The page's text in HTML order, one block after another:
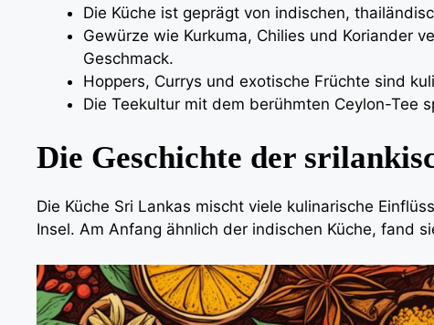
Die Küche ist geprägt von indischen,
Gewürze wie Kurkuma, Chilies und Koriander
Geschmack.
Hoppers, Currys und exotische Früchte sind
Die Teekultur mit dem berühmten Ceylon-Tee
Die Geschichte der
Die Küche Sri Lankas mischt viele kulinarische
Insel. Am Anfang ähnlich der indischen Küche, fand